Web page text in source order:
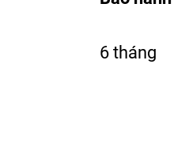
6 tháng